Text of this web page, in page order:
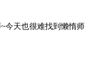
今天也很难找到懒惰师